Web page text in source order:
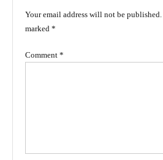
Your email address will not be published.
marked *
Comment *